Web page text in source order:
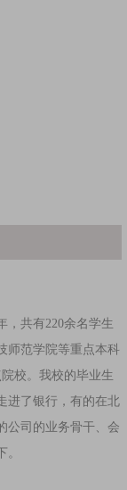
，共有220余名学生
师范学院等重点本科
校。我校的毕业生
进了银行，有的在北
公司的业务骨干、会